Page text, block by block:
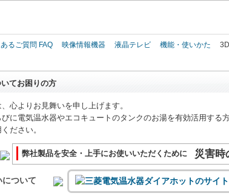
るご質問 FAQ 映像情報機器 液晶テレビ 機能・使いかた
3D
てお困りの方
心よりお見舞いを申し上げます。
に電気温水器やエコキュートのタンクのお湯を有効活用する
ださい。
弊社製品を安全・上手にお使いいただくために 災害時
ついて